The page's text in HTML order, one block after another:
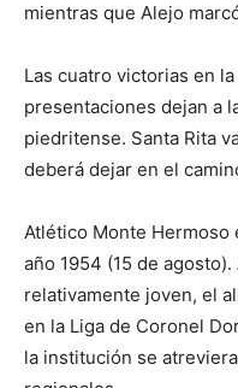
mientras que Alejo
Las cuatro victorias en
presentaciones dejan a
piedritense. Santa Rita
deberá dejar en el
Atlético Monte Hermoso
año 1954 (15 de
relativamente joven, el
en la Liga de Coronel
la institución se